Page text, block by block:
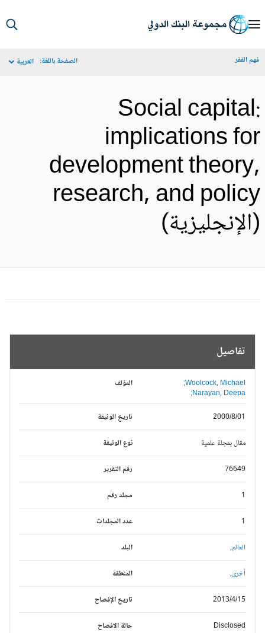
الفقر الصفحة باللغة: العربية
Social
implications
development
research, and
تفاصيل
المؤلف
Woolcock, Michael;
Narayan, Deepa;
تاريخ الوثيقة
2000/8/01
نوع الوثيقة مقال بمجلة علمية
رقم التقرير 76649
مجلد رقم
عدد المجلدات
البلد العالم,
المنطقة أخرى,
تاريخ الإفصاح 2013/4/15
حالة الافصاح Disclosed